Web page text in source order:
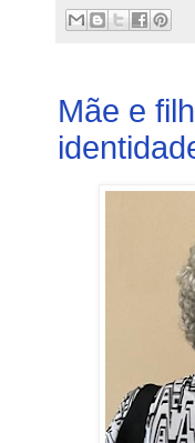
Mãe e